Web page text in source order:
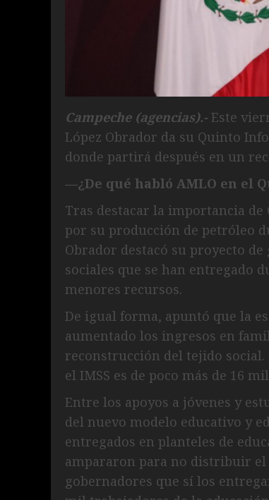
Campeche (agencias).- Este
López Obrador da su Quinto
donde partirá después en un
—¿De qué habló AMLO en el
Tras destacar la importancia de
por su producción de petróleo
Obrador destacó su proyecto
sociales que se han entregado
menores recursos.
De igual forma, apuntó que la
aumentado los ingresos en
reconstrucción del tejido
el IMSS es de poco más de 16
Entre los apoyos a jóvenes y
del nuevo modelo educativo y
entregados en planteles de
ampararon para no distribuir el
gobernadores que sí los